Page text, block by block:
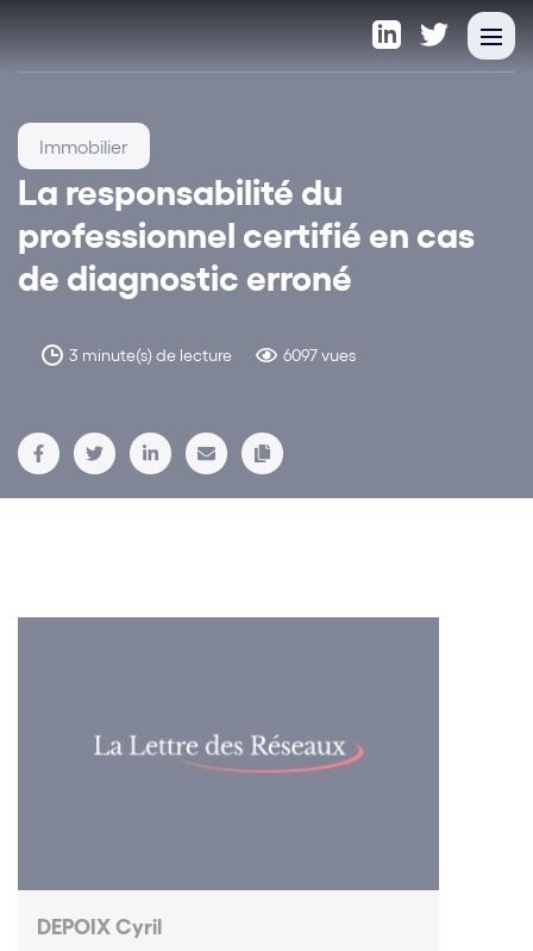
La responsabilité du
professionnel certifié en cas
de diagnostic erroné
3 minute(s) de lecture 6097 vues
Immobilier
DEPOIX Cyril